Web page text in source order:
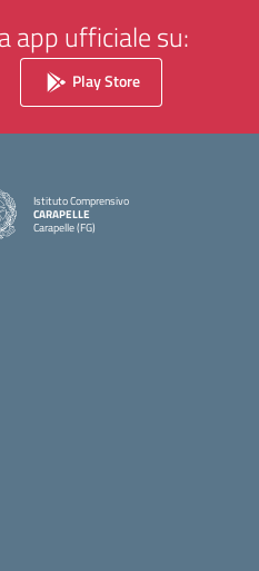
app ufficiale su:
Play Store
Istituto Comprensivo
CARAPELLE
Carapelle (FG)
— Visita la pagina iniziale della scuola